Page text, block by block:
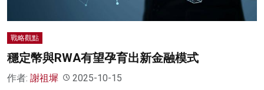
戰略觀點
穩定幣與RWA有望孕育出新金融模式
作者: 謝祖墀 2025-10-15